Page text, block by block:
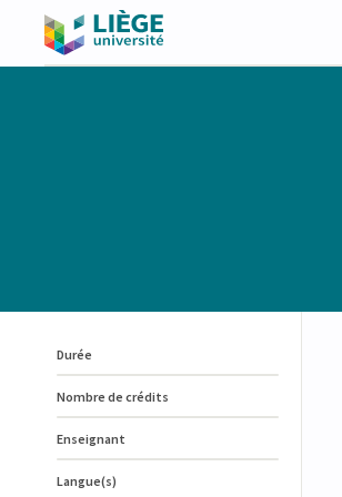
Durée
Nombre de crédits
Enseignant
Langue(s)